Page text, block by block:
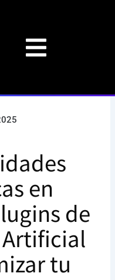
en
de
tu